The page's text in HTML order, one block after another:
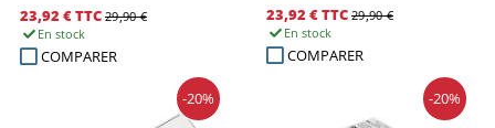
23,92 €TTC 29,90 €
En stock
COMPARER
23,92 €TTC 29,90 €
En stock
COMPARER
-20% -20%